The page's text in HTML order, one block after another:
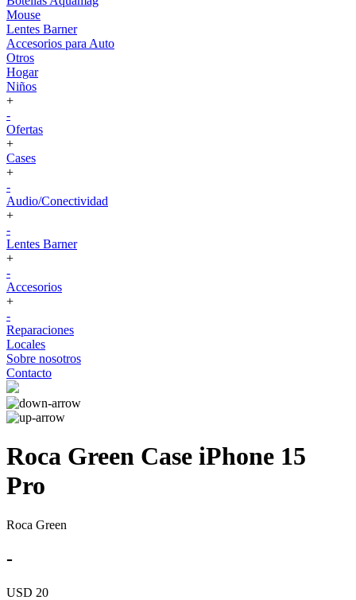
Mouse
Lentes Barner
Accesorios para Auto
Otros
Hogar
Niños
+
-
Ofertas
+
Cases
+
-
Audio/Conectividad
+
-
Lentes Barner
+
-
Accesorios
+
-
Reparaciones
Locales
Sobre nosotros
Contacto
Roca Green Case iPhone 15
Pro
Roca Green
-
USD 20